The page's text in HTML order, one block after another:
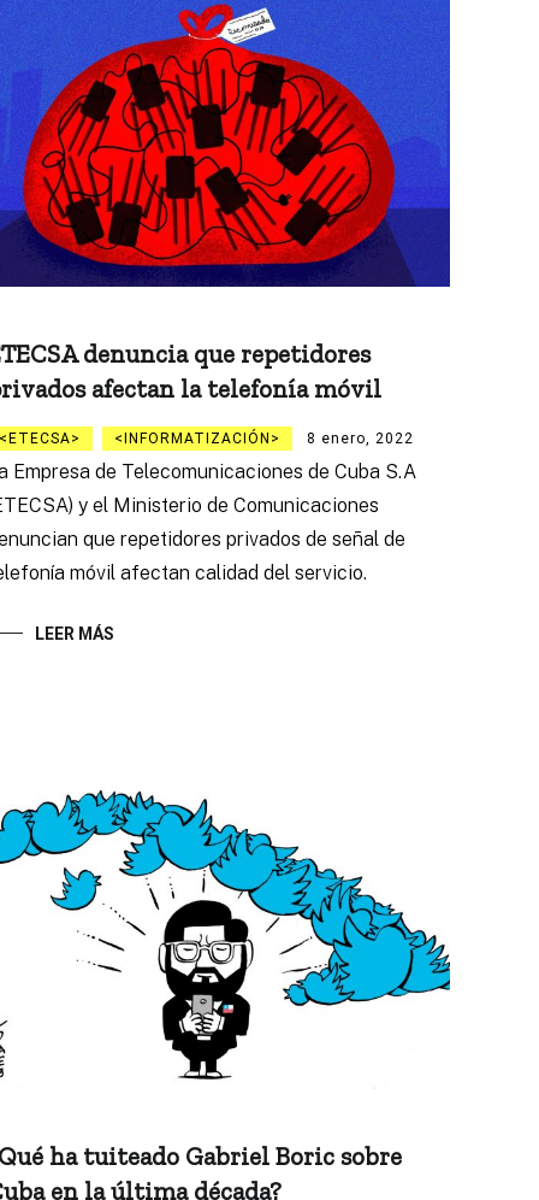
denuncia que repetidores
afectan la telefonía móvil
ETECSA INFORMATIZACIÓN 8 enero, 2022
Empresa de Telecomunicaciones de Cuba S.A
y el Ministerio de Comunicaciones
que repetidores privados de señal de
móvil afectan calidad del servicio.
LEER MÁS
ha tuiteado Gabriel Boric sobre
en la última década?